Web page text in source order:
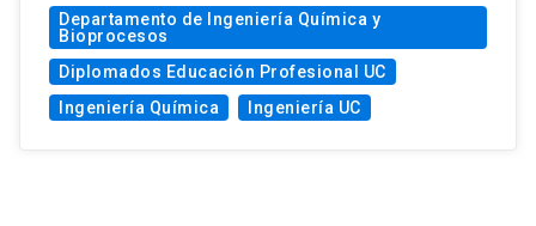
Departamento de Ingeniería Química y
Bioprocesos
Diplomados Educación Profesional UC
Ingeniería Química
Ingeniería UC